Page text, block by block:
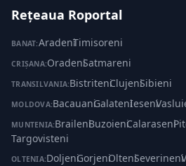
Rețeaua Roportal
BANAT:Aradeni·Timisoreni
CRIȘANA:Oradeni·Satmareni
TRANSILVANIA:Bistriteni·Clujeni·Sibieni
MOLDOVA:Bacauani·Galateni·Ieseni·
MUNTENIA:Braileni·Buzoieni·Calaraseni·
Targovisteni
OLTENIA:Doljeni·Gorjeni·Olteni·Severineni·